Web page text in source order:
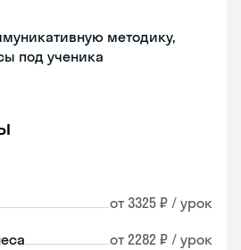
методику,
под ученика
от 3325 ₽ / урок
от 2282 ₽ / урок